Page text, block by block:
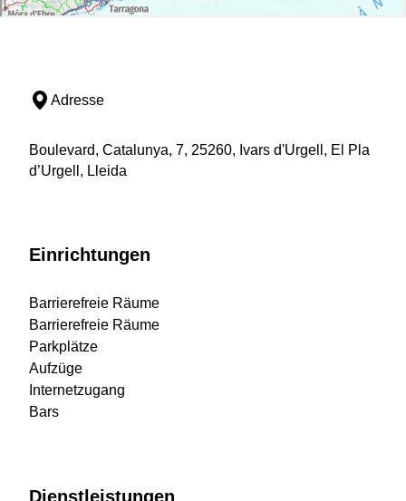
Adresse
Boulevard, Catalunya, 7, 25260, Ivars d'Urgell, El Pla
d’Urgell, Lleida
Einrichtungen
Barrierefreie Räume
Barrierefreie Räume
Parkplätze
Aufzüge
Internetzugang
Bars
Dienstleistungen